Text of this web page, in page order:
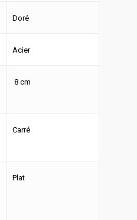
Doré
Acier
8 cm
Carré
Plat